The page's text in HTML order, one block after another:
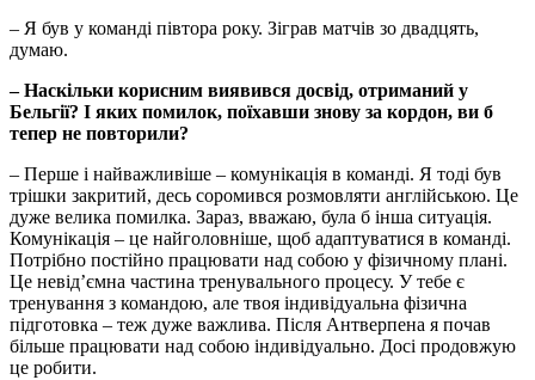
– Я був у команді півтора року. Зіграв матчів зо двадцять,
думаю.
– Наскільки корисним виявився досвід, отриманий у
Бельгії? І яких помилок, поїхавши знову за кордон, ви б
тепер не повторили?
– Перше і найважливіше – комунікація в команді. Я тоді був
трішки закритий, десь соромився розмовляти англійською. Це
дуже велика помилка. Зараз, вважаю, була б інша ситуація.
Комунікація – це найголовніше, щоб адаптуватися в команді.
Потрібно постійно працювати над собою у фізичному плані.
Це невід’ємна частина тренувального процесу. У тебе є
тренування з командою, але твоя індивідуальна фізична
підготовка – теж дуже важлива. Після Антверпена я почав
більше працювати над собою індивідуально. Досі продовжую
це робити.